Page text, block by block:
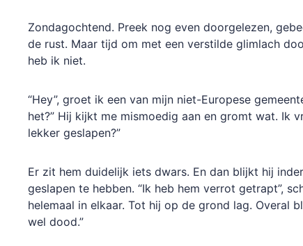
Zondagochtend. Preek nog even doorgelezen,
de rust. Maar tijd om met een verstilde glimlach
heb ik niet.
“Hey”, groet ik een van mijn niet-Europese
het?” Hij kijkt me mismoedig aan en gromt wat. Ik
lekker geslapen?”
Er zit hem duidelijk iets dwars. En dan blijkt hij
geslapen te hebben. “Ik heb hem verrot getrapt”,
helemaal in elkaar. Tot hij op de grond lag. Overal
wel dood.”